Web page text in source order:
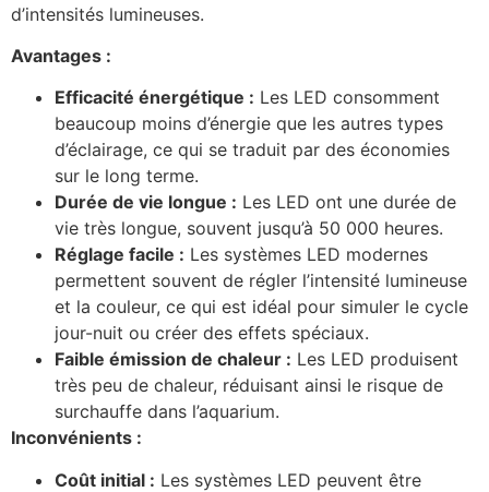
d’intensités lumineuses.
Avantages :
Efficacité énergétique : Les LED consomment
beaucoup moins d’énergie que les autres types
d’éclairage, ce qui se traduit par des économies
sur le long terme.
Durée de vie longue : Les LED ont une durée de
vie très longue, souvent jusqu’à 50 000 heures.
Réglage facile : Les systèmes LED modernes
permettent souvent de régler l’intensité lumineuse
et la couleur, ce qui est idéal pour simuler le cycle
jour-nuit ou créer des effets spéciaux.
Faible émission de chaleur : Les LED produisent
très peu de chaleur, réduisant ainsi le risque de
surchauffe dans l’aquarium.
Inconvénients :
Coût initial : Les systèmes LED peuvent être